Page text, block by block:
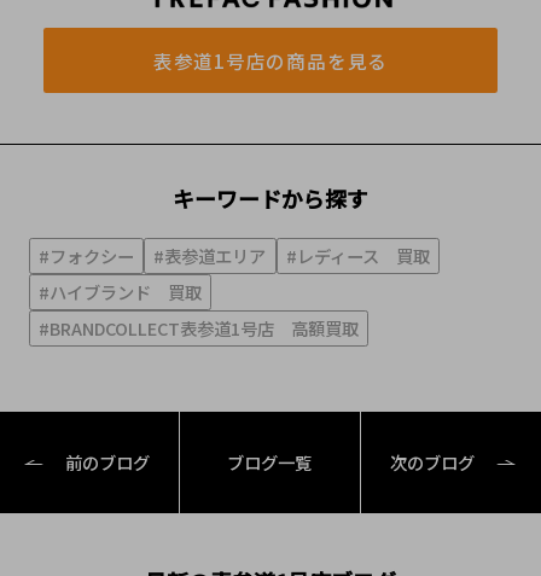
表参道1号店の商品を見る
キーワードから探す
#フォクシー #表参道エリア
#レディース 買取
#ハイブランド 買取
#BRANDCOLLECT表参道1号店 高額買取
前のブログ ブログ一覧 次のブログ